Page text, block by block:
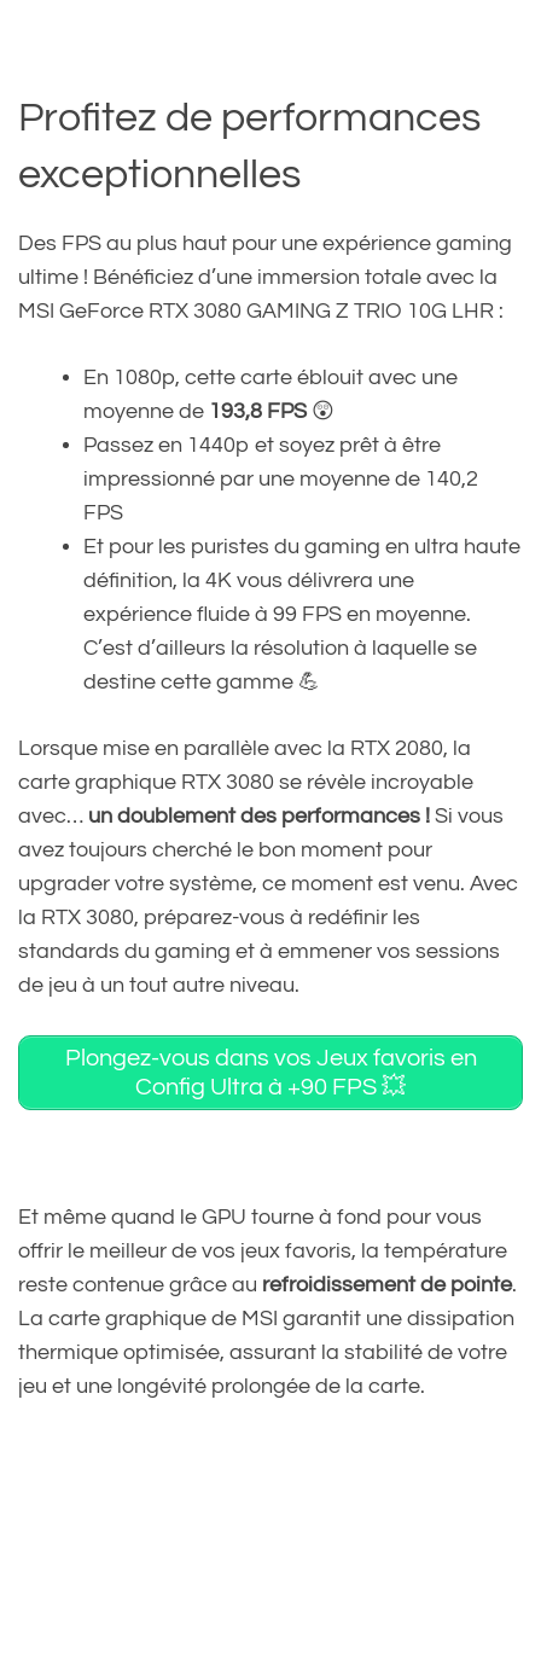
Profitez de performances
exceptionnelles
Des FPS au plus haut pour une expérience gaming
ultime ! Bénéficiez d’une immersion totale avec la
MSI GeForce RTX 3080 GAMING Z TRIO 10G LHR :
En 1080p, cette carte éblouit avec une
moyenne de 193,8 FPS😲
Passez en 1440p et soyez prêt à être
impressionné par une moyenne de 140,2
FPS
Et pour les puristes du gaming en ultra haute
définition, la 4K vous délivrera une
expérience fluide à 99 FPS en moyenne.
C’est d’ailleurs la résolution à laquelle se
destine cette gamme 💪
Lorsque mise en parallèle avec la RTX 2080, la
carte graphique RTX 3080 se révèle incroyable
avec… un doublement des performances ! Si vous
avez toujours cherché le bon moment pour
upgrader votre système, ce moment est venu. Avec
la RTX 3080, préparez-vous à redéfinir les
standards du gaming et à emmener vos sessions
de jeu à un tout autre niveau.
Plongez-vous dans vos Jeux favoris en
Config Ultra à +90 FPS 💥
Et même quand le GPU tourne à fond pour vous
offrir le meilleur de vos jeux favoris, la température
reste contenue grâce au refroidissement de pointe.
La carte graphique de MSI garantit une dissipation
thermique optimisée, assurant la stabilité de votre
jeu et une longévité prolongée de la carte.